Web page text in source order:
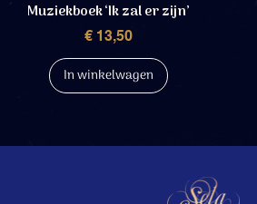
Muziekboek ‘Ik zal er zijn’
Prijs
€ 13,50
In winkelwagen